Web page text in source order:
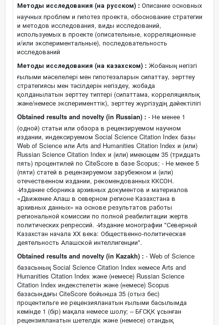
Методы исследования (на русском) : Описание основных
научных проблем и гипотез проекта, обоснование стратегии
и методов исследования, виды исследований,
используемых в проекте (описательные, корреляционные
и/или экспериментальные), последовательность
исследований
Методы исследования (на казахском) : Жобаның негізгі
ғылыми мәселелері мен гипотезаларын сипаттау, зерттеу
стратегиясы мен тәсілдерін негіздеу, жобада
қолданылатын зерттеу типтері (сипаттама, корреляциялық
және/немесе эксперименттік), зерттеу жүргізудің дәйектілігі
Obtained results and novelty (in Russian) : - Не менее 1
(одной) статьи или обзора в рецензируемом научном
издании, индексируемом Social Science Citation Index базы
Web of Science или Arts and Humanities Citation Index и (или)
Russian Science Citation Index и (или) имеющем 35 (тридцать
пять) процентилей по CiteScore в базе Scopus; - Не менее 5
(пяти) статей в рецензируемом зарубежном и (или)
отечественном издании, рекомендованных ККСОН.
-Издание сборника архивных документов и материалов
«Движение Алаш в северном регионе Казахстана в
архивных данных» на основе результатов работы
региональной комиссии по полной реабилитации жертв
политических репрессий. -Издание монографии "Северный
Казахстан начала ХХ века: Общественно-политическая
деятельность Алашской интеллигенции".
Obtained results and novelty (in Kazakh) : - Web of Science
базасының Social Science Citation Index немесе Arts and
Humanities Citation Index және (немесе) Russian Science
Citation Index индекстелетін және (немесе) Scopus
базасындағы CiteScore бойынша 35 (отыз бес)
процентильге ие рецензияланатын ғылыми басылымда
кемінде 1 (бір) мақала немесе шолу; – БҒСҚК ұсынған
рецензияланатын шетелдік және (немесе) отандық